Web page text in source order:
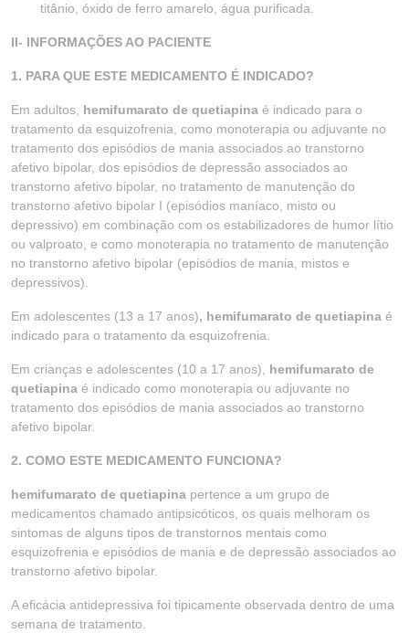
titânio, óxido de ferro amarelo, água purificada.
II- INFORMAÇÕES AO PACIENTE
1. PARA QUE ESTE MEDICAMENTO É INDICADO?
Em adultos, hemifumarato de quetiapina é indicado para o
tratamento da esquizofrenia, como monoterapia ou adjuvante no
tratamento dos episódios de mania associados ao transtorno
afetivo bipolar, dos episódios de depressão associados ao
transtorno afetivo bipolar, no tratamento de manutenção do
transtorno afetivo bipolar I (episódios maníaco, misto ou
depressivo) em combinação com os estabilizadores de humor lítio
ou valproato, e como monoterapia no tratamento de manutenção
no transtorno afetivo bipolar (episódios de mania, mistos e
depressivos).
Em adolescentes (13 a 17 anos), hemifumarato de quetiapina é
indicado para o tratamento da esquizofrenia.
Em crianças e adolescentes (10 a 17 anos), hemifumarato de
quetiapina é indicado como monoterapia ou adjuvante no
tratamento dos episódios de mania associados ao transtorno
afetivo bipolar.
2. COMO ESTE MEDICAMENTO FUNCIONA?
hemifumarato de quetiapina pertence a um grupo de
medicamentos chamado antipsicóticos, os quais melhoram os
sintomas de alguns tipos de transtornos mentais como
esquizofrenia e episódios de mania e de depressão associados ao
transtorno afetivo bipolar.
A eficácia antidepressiva foi tipicamente observada dentro de uma
semana de tratamento.